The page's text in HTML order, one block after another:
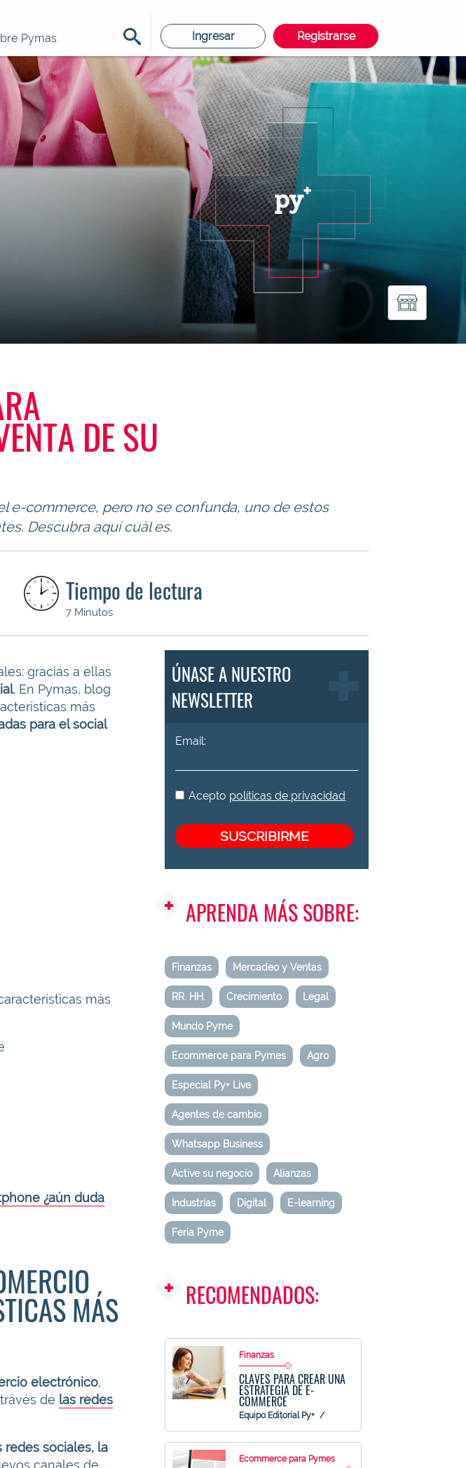
Pymas Ingresar Registrarse
DE SU
e-commerce, pero no se confunda, uno de estos
Descubra aquí cuál es.
Tiempo de lectura
7 Minutos
gracias a ellas
. En Pymas, blog
más
para el social
más
¿aún duda
MÁS
electrónico,
de las redes
sociales, la
canales de
ÚNASE A NUESTRO
NEWSLETTER
Email:
Acepto políticas de privacidad
APRENDA MÁS SOBRE:
Finanzas Mercadeo y Ventas
RR. HH. Crecimiento Legal
Mundo Pyme
Ecommerce para Pymes Agro
Especial Py+ Live
Agentes de cambio
Whatsapp Business
Active su negocio Alianzas
Industrias Digital E-learning
Feria Pyme
RECOMENDADOS:
Finanzas
CLAVES PARA CREAR UNA
ESTRATEGIA DE E-
COMMERCE
Equipo Editorial Py+
Ecommerce para Pymes